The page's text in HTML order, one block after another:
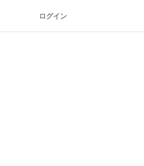
ログイン